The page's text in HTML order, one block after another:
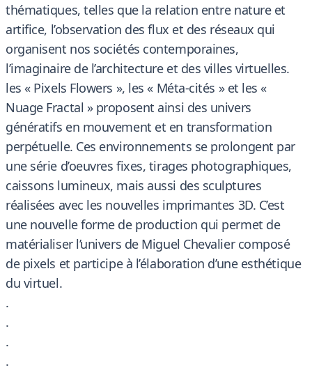
thématiques, telles que la relation entre nature et
artifice, l’observation des flux et des réseaux qui
organisent nos sociétés contemporaines,
l’imaginaire de l’architecture et des villes virtuelles.
les « Pixels Flowers », les « Méta-cités » et les «
Nuage Fractal » proposent ainsi des univers
génératifs en mouvement et en transformation
perpétuelle. Ces environnements se prolongent par
une série d’oeuvres fixes, tirages photographiques,
caissons lumineux, mais aussi des sculptures
réalisées avec les nouvelles imprimantes 3D. C’est
une nouvelle forme de production qui permet de
matérialiser l’univers de Miguel Chevalier composé
de pixels et participe à l’élaboration d’une esthétique
du virtuel.
.
.
.
.